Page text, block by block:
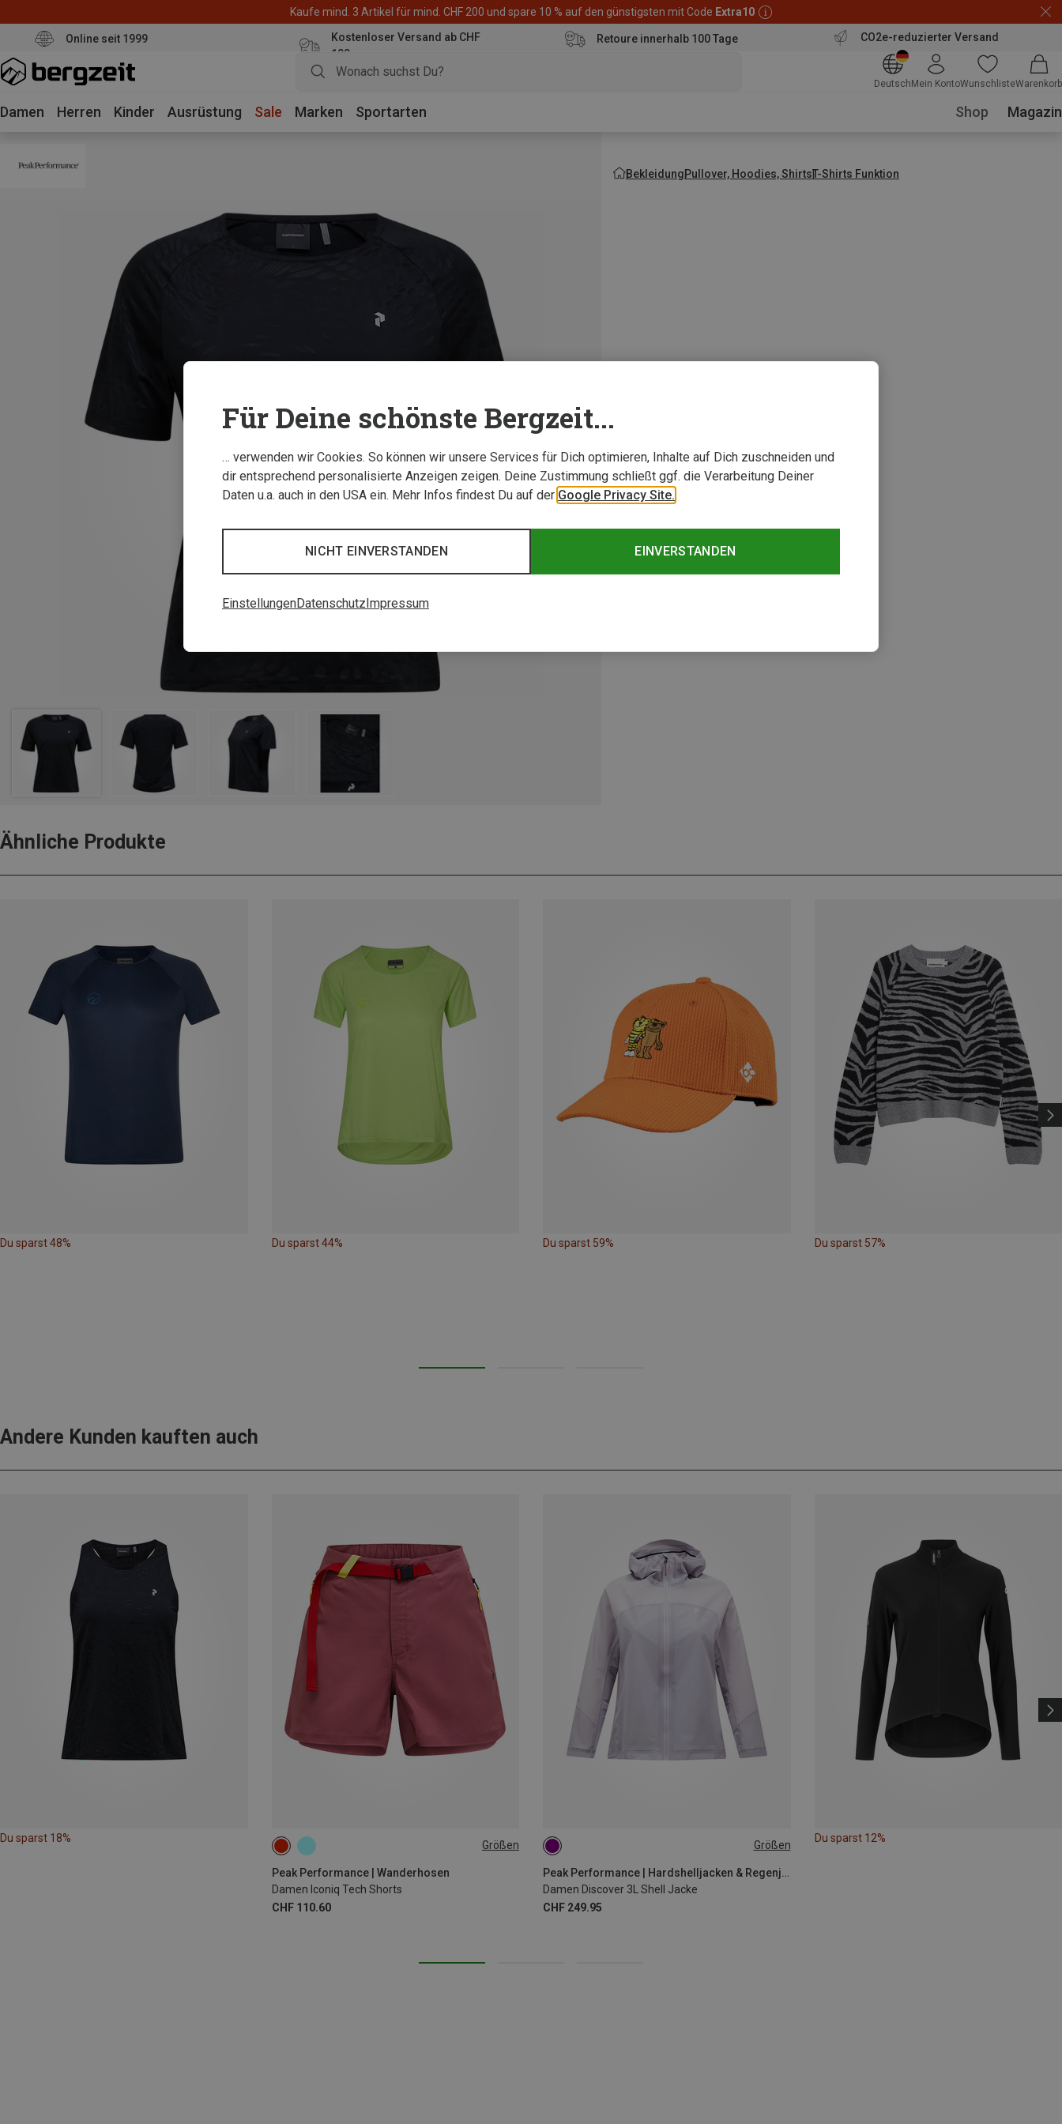
Kaufe mind. 3 Artikel für mind. CHF 200 und spare 10 % auf den günstigsten mit Code Extra10
Online seit 1999
Kostenloser Versand ab CHF
100
Retoure innerhalb 100 Tage CO2e-reduzierter Versand
Deutsch Mein KontoWunschlisteWarenkorb
Damen Herren Kinder Ausrüstung Sale Marken Sportarten Shop Magazin
BekleidungPullover, Hoodies, ShirtsT-Shirts Funktion
Ähnliche Produkte
Du sparst 48% Du sparst 44% Du sparst 59% Du sparst 57%
Andere Kunden kauften auch
Du sparst 18%
Größen
Peak Performance | Wanderhosen
Damen Iconiq Tech Shorts
CHF 110.60
L XL Größen
Peak Performance | Hardshelljacken & Regenjacken
Damen Discover 3L Shell Jacke
CHF 249.95
XS
Du sparst 12%
Für Deine schönste Bergzeit...
… verwenden wir Cookies. So können wir unsere Services für Dich optimieren, Inhalte auf Dich zuschneiden und
dir entsprechend personalisierte Anzeigen zeigen. Deine Zustimmung schließt ggf. die Verarbeitung Deiner
Daten u.a. auch in den USA ein. Mehr Infos findest Du auf der Google Privacy Site.
EINVERSTANDEN
NICHT EINVERSTANDEN
EinstellungenDatenschutz Impressum